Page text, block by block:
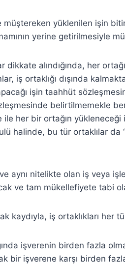
müştereken yüklenilen işin
yerine getirilmesiyle
dikkate alındığında, her
iş ortaklığı dışında
işin taahhüt
belirtilmemekle
ile her bir ortağın
halinde, bu tür ortaklılar da
ve aynı nitelikte olan iş veya
ve tam mükellefiyete tabi
kaydıyla, iş ortaklıkları her
işverenin birden fazla
bir işverene karşı birden